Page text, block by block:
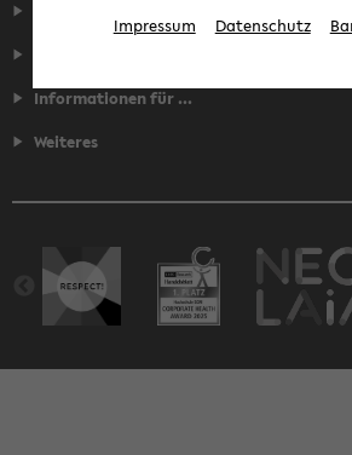
Informationen für ...
Weiteres
Impressum Datenschutz